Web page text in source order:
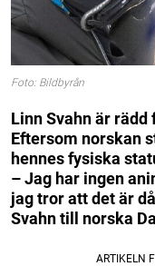
Foto: Bildbyrån
Linn Svahn är
Eftersom norskan
hennes fysiska
– Jag har ingen
jag tror att det är
Svahn till norska